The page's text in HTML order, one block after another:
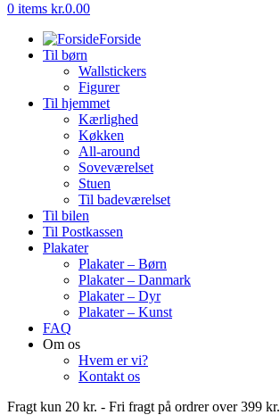
0 items kr.0.00
Forside
Til børn
Wallstickers
Figurer
Til hjemmet
Kærlighed
Køkken
All-around
Soveværelset
Stuen
Til badeværelset
Til bilen
Til Postkassen
Plakater
Plakater – Børn
Plakater – Danmark
Plakater – Dyr
Plakater – Kunst
FAQ
Om os
Hvem er vi?
Kontakt os
Fragt kun 20 kr. - Fri fragt på ordrer over 399 kr.